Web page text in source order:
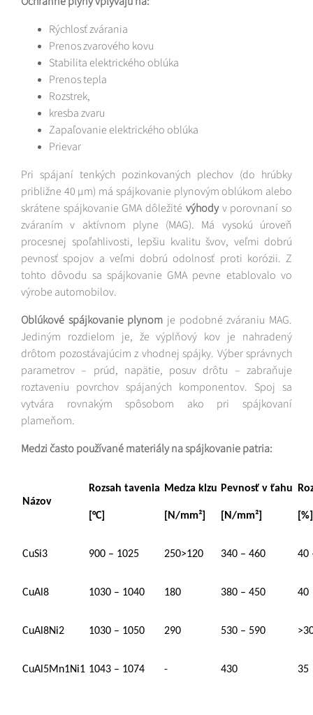
Rýchlosť zvárania
Prenos zvarového kovu
Stabilita elektrického oblúka
Prenos tepla
Rozstrek,
kresba zvaru
Zapaľovanie elektrického oblúka
Prievar
Pri spájaní tenkých pozinkovaných plechov (do hrúbky
približne 40 µm) má spájkovanie plynovým oblúkom alebo
skrátene spájkovanie GMA dôležité výhodyv porovnaní so
zváraním v aktívnom plyne (MAG). Má vysokú úroveň
procesnej spoľahlivosti, lepšiu kvalitu švov, veľmi dobrú
pevnosť spojov a veľmi dobrú odolnosť proti korózii. Z
tohto dôvodu sa spájkovanie GMA pevne etablovalo vo
výrobe automobilov.
Oblúkové spájkovanie plynom je podobné zváraniu MAG.
Jediným rozdielom je, že výplňový kov je nahradený
drôtom pozostávajúcim z vhodnej spájky. Výber správnych
parametrov – prúd, napätie, posuv drôtu – zabraňuje
roztaveniu povrchov spájaných komponentov. Spoj sa
vytvára rovnakým spôsobom ako pri spájkovaní
plameňom.
Medzi často používané materiály na spájkovanie patria:
Názov
Rozsah tavenia
[°C]
Medza klzu
[N/mm²]
Pevnosť v ťahu
[N/mm²] [%]
CuSi3 900 – 1025 250>120 340 – 460 40
CuAl8 1030 – 1040 180 380 – 450 40
CuAl8Ni2 1030 – 1050 290 530 – 590
CuAl5Mn1Ni1 1043 – 1074 - 430 35